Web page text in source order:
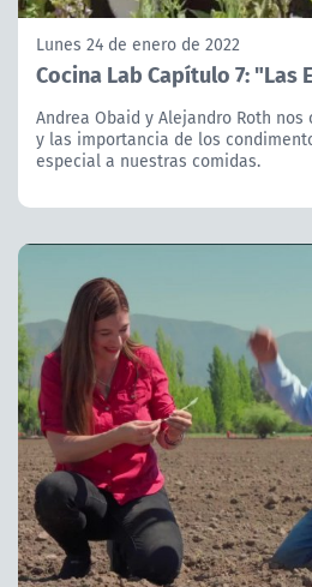
Lunes 24 de enero de 2022
Cocina Lab Capítulo 7: "Las
Andrea Obaid y Alejandro Roth
y las importancia de los
especial a nuestras comidas.